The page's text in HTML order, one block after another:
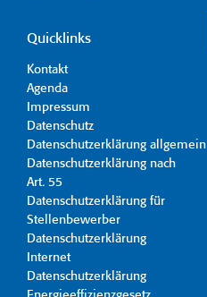
Quicklinks
Kontakt
Agenda
Impressum
Datenschutz
Datenschutzerklärung allgemein
Datenschutzerklärung nach
Art. 55
Datenschutzerklärung für
Stellenbewerber
Datenschutzerklärung
Internet
Datenschutzerklärung